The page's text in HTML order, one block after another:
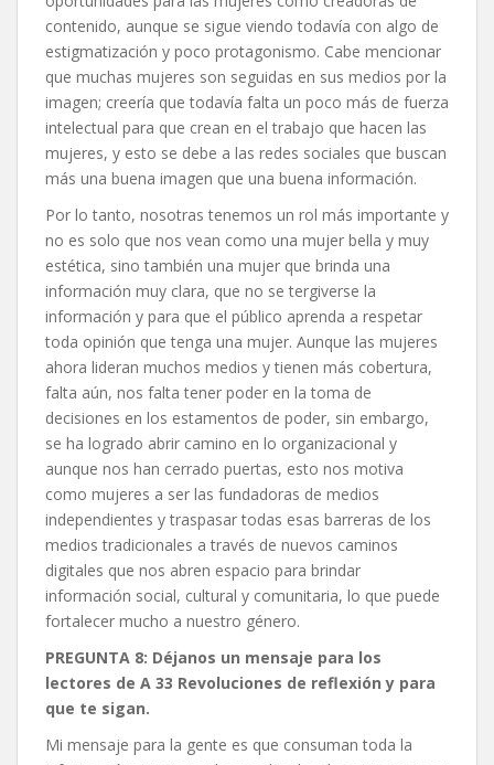
contenido, aunque se sigue viendo todavía con algo de
estigmatización y poco protagonismo. Cabe mencionar
que muchas mujeres son seguidas en sus medios por la
imagen; creería que todavía falta un poco más de fuerza
intelectual para que crean en el trabajo que hacen las
mujeres, y esto se debe a las redes sociales que buscan
más una buena imagen que una buena información.
Por lo tanto, nosotras tenemos un rol más importante y
no es solo que nos vean como una mujer bella y muy
estética, sino también una mujer que brinda una
información muy clara, que no se tergiverse la
información y para que el público aprenda a respetar
toda opinión que tenga una mujer. Aunque las mujeres
ahora lideran muchos medios y tienen más cobertura,
falta aún, nos falta tener poder en la toma de
decisiones en los estamentos de poder, sin embargo,
se ha logrado abrir camino en lo organizacional y
aunque nos han cerrado puertas, esto nos motiva
como mujeres a ser las fundadoras de medios
independientes y traspasar todas esas barreras de los
medios tradicionales a través de nuevos caminos
digitales que nos abren espacio para brindar
información social, cultural y comunitaria, lo que puede
fortalecer mucho a nuestro género.
PREGUNTA 8: Déjanos un mensaje para los
lectores de A 33 Revoluciones de reflexión y para
que te sigan.
Mi mensaje para la gente es que consuman toda la